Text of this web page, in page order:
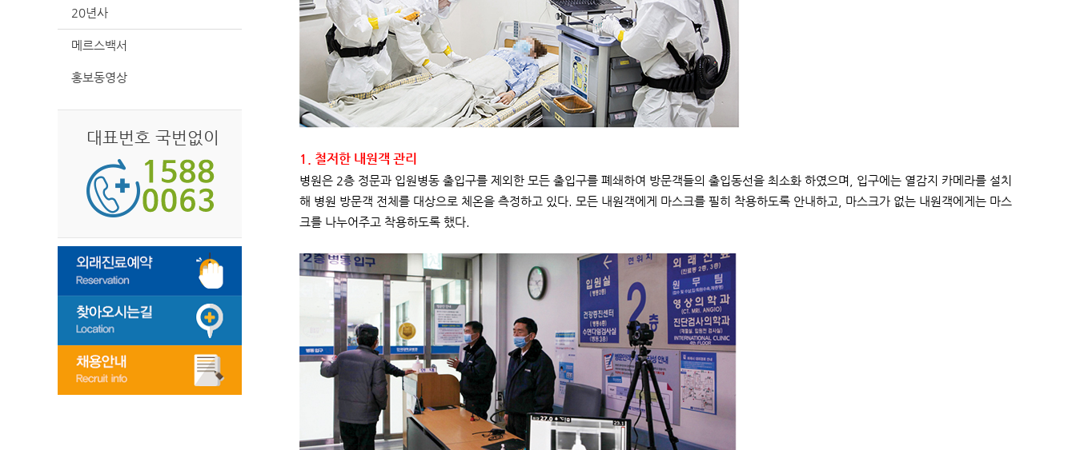
20년사
메르스백서
홍보동영상
대표번호 국번없이
1. 철저한 내원객 관리
병원은 2층 정문과 입원병동 출입구를 제외한 모든 출입구를 폐쇄하여 방문객들의 출입동선을 최소화 하였으며, 입구에는 열감지 카메라를 설치
해 병원 방문객 전체를 대상으로 체온을 측정하고 있다. 모든 내원객에게 마스크를 필히 착용하도록 안내하고, 마스크가 없는 내원객에게는 마스
크를 나누어주고 착용하도록 했다.